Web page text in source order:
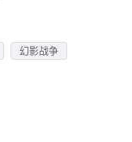
幻影战争